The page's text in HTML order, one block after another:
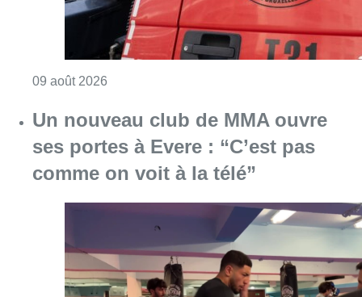
09 août 2026
Un nouveau club de MMA ouvre
ses portes à Evere : “C’est pas
comme on voit à la télé”